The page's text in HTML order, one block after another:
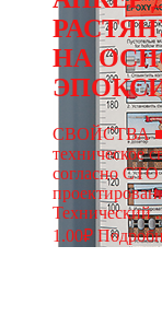
НА
СВОЙСТВА ■
техническое
согласно СТО
Технический
1.00₽